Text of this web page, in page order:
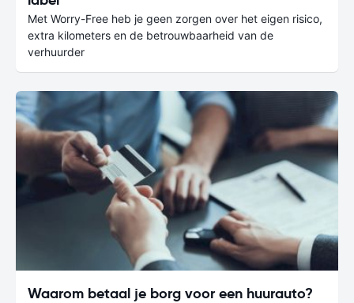
Met Worry-Free heb je geen zorgen over het eigen risico,
extra kilometers en de betrouwbaarheid van de
verhuurder
Waarom betaal je borg voor een huurauto?